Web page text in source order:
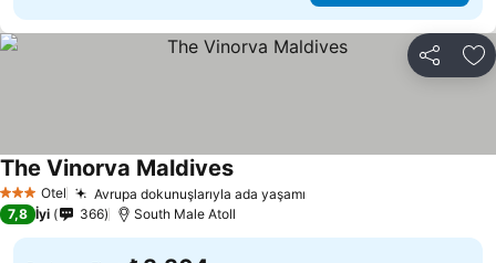
Paylaş
3 YıldızOtel Avrupa dokunuşlarıyla ada yaşamı
The Vinorva MaldivesFiyatları görün
7,8 İyi 366 South Male Atoll